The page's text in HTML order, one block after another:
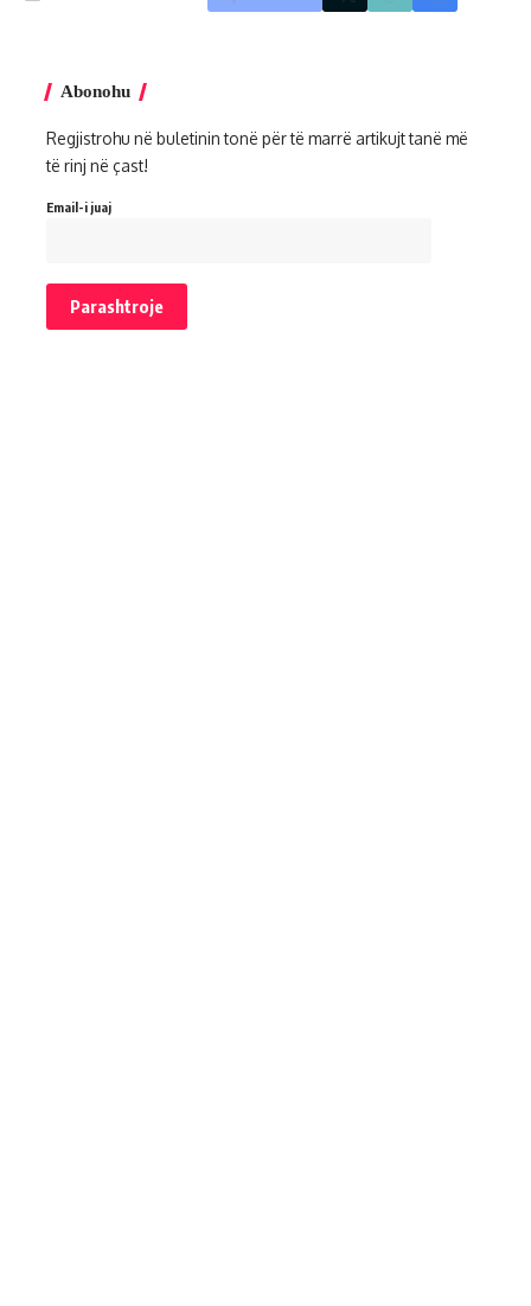
Abonohu
Regjistrohu në buletinin tonë për të marrë artikujt tanë më
të rinj në çast!
Email-i juaj